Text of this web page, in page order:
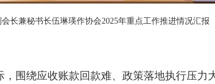
长兼秘书长伍琳瑛作协会2025年重点工作推进情况汇报
围绕应收账款回款难、政策落地执行压力